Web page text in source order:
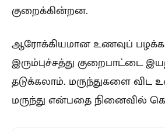
குறைக்கின்றன.
ஆரோக்கியமான உணவுப்
இரும்புச்சத்து குறைபாட்டை
தடுக்கலாம். மருந்துகளை விட
மருந்து என்பதை நினைவில்